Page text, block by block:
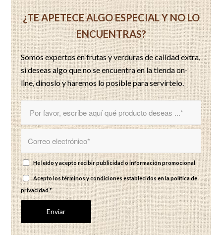
¿TE APETECE ALGO ESPECIAL Y NO LO
ENCUENTRAS?
Somos expertos en frutas y verduras de calidad extra,
si deseas algo que no se encuentra en la tienda on-
line, dínoslo y haremos lo posible para servírtelo.
He leído y acepto recibir publicidad o información promocional
Acepto los términos y condiciones establecidos enla política de
privacidad*